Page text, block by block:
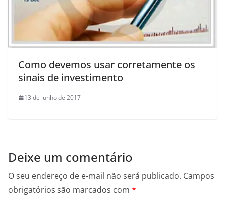
Como devemos usar corretamente os
sinais de investimento
13 de junho de 2017
Deixe um comentário
O seu endereço de e-mail não será publicado. Campos
obrigatórios são marcados com *